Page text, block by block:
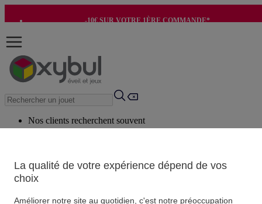
-10€ SUR VOTRE 1ÈRE COMMANDE*
Nos clients recherchent souvent
Conseils suggérés
Produits suggérés
La qualité de votre expérience dépend de vos
choix
Améliorer notre site au quotidien, c'est notre préoccupation